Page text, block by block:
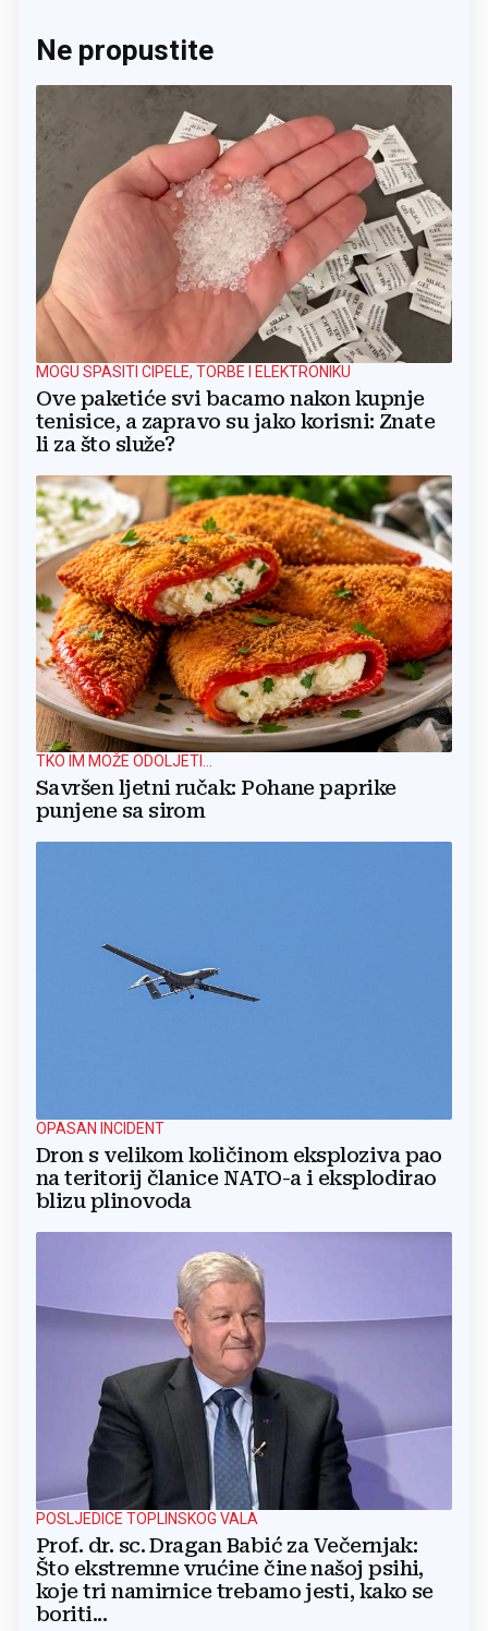
Ne propustite
MOGU SPASITI CIPELE, TORBE I ELEKTRONIKU
Ove paketiće svi bacamo nakon kupnje
tenisice, a zapravo su jako korisni: Znate
li za što služe?
TKO IM MOŽE ODOLJETI...
Savršen ljetni ručak: Pohane paprike
punjene sa sirom
OPASAN INCIDENT
Dron s velikom količinom eksploziva pao
na teritorij članice NATO-a i eksplodirao
blizu plinovoda
POSLJEDICE TOPLINSKOG VALA
Prof. dr. sc. Dragan Babić za Večernjak:
Što ekstremne vrućine čine našoj psihi,
koje tri namirnice trebamo jesti, kako se
boriti...